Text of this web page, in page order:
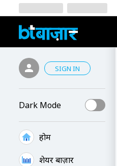
SIGN IN
Dark Mode
होम
शेयर बाज़ार